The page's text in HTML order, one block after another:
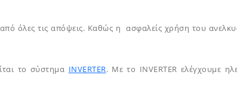
όλες τις απόψεις. Καθώς η ασφαλείς χρήση του
το σύστημα INVERTER. Με το INVERTER ελέγχουμε